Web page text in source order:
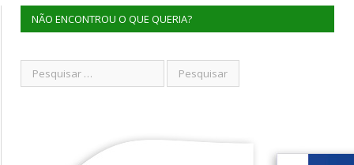
NÃO ENCONTROU O QUE QUERIA?